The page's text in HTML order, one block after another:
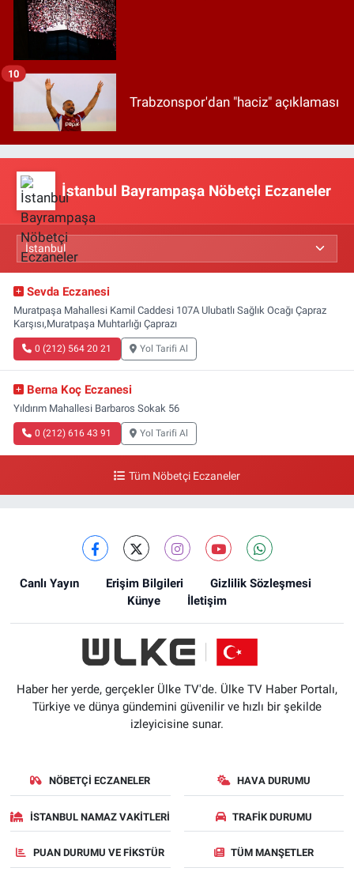
Trabzonspor'dan "haciz" açıklaması
10
İstanbul Bayrampaşa Nöbetçi Eczaneler
Sevda Eczanesi
Muratpaşa Mahallesi Kamil Caddesi 107A Ulubatlı Sağlık Ocağı Çapraz
Karşısı,Muratpaşa Muhtarlığı Çaprazı
0 (212) 564 20 21 Yol Tarifi Al
Berna Koç Eczanesi
Yıldırım Mahallesi Barbaros Sokak 56
0 (212) 616 43 91 Yol Tarifi Al
Tüm Nöbetçi Eczaneler
Canlı Yayın Erişim Bilgileri
Gizlilik Sözleşmesi
Künye
İletişim
Haber her yerde, gerçekler Ülke TV'de. Ülke TV Haber Portalı,
Türkiye ve dünya gündemini güvenilir ve hızlı bir şekilde
izleyicisine sunar.
NÖBETÇI ECZANELER HAVA DURUMU
İSTANBUL NAMAZ VAKITLERI TRAFIK DURUMU
PUAN DURUMU VE FIKSTÜR TÜM MANŞETLER